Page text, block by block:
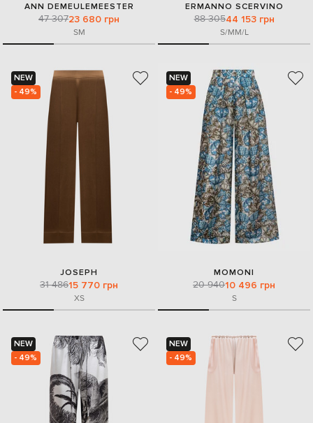
ANN DEMEULEMEESTER
47 30723 680 грн
SM
ERMANNO SCERVINO
88 30544 153 грн
S/MM/L
NEW
- 49%
JOSEPH
31 48615 770 грн
XS
NEW
- 49%
MOMONI
20 94010 496 грн
S
NEW
- 49%
NEW
- 49%